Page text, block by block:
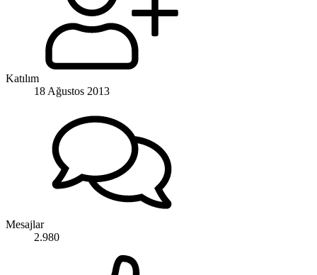
Katılım
18 Ağustos 2013
Mesajlar
2.980